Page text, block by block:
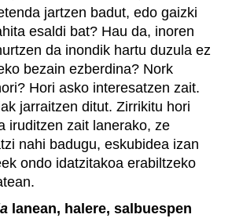
jartzen badut, edo gaizki
esaldi bat? Hau da, inoren
da inondik hartu duzula ez
bezain ezberdina? Nork
Hori asko interesatzen zait.
jarraitzen ditut. Zirrikitu hori
iruditzen zait lanerako, ze
nahi badugu, eskubidea izan
ondo idatzitakoa erabiltzeko
lanean, halere, salbuespen